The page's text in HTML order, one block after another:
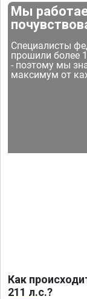
Мы
Специалисты
прошили более
- поэтому мы
максимум от
Как
211 л.с.?